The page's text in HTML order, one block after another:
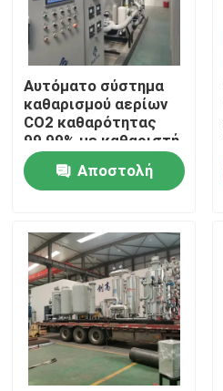
Σπίτι
Προϊόντα
Σχετικά με εμάς
Έλεγχος ποιότητας
Επικοινωνήστε μαζί μας
Ειδήσεις
Αυτόματο σύστημα
καθαρισμού αερίων
CO2 καθαρότητας
99,99% με καθαριστή
αερίων
Αποστολή